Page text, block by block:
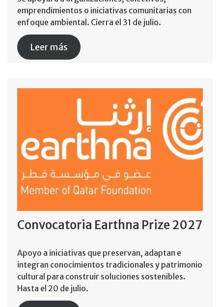
emprendimientos o iniciativas comunitarias con
enfoque ambiental. Cierra el 31 de julio.
Leer más
Convocatoria Earthna Prize 2027
Apoyo a iniciativas que preservan, adaptan e
integran conocimientos tradicionales y patrimonio
cultural para construir soluciones sostenibles.
Hasta el 20 de julio.